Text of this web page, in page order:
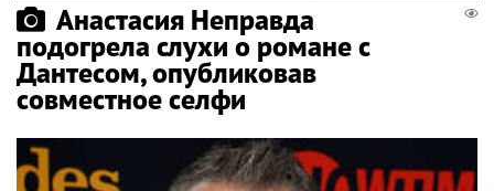
Анастасия Неправда
подогрела слухи о романе с
Дантесом, опубликовав
совместное селфи